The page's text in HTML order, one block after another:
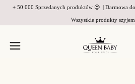
+ 50 000 Sprzedanych produktów 😍 | Darmowa
Wszystkie produkty